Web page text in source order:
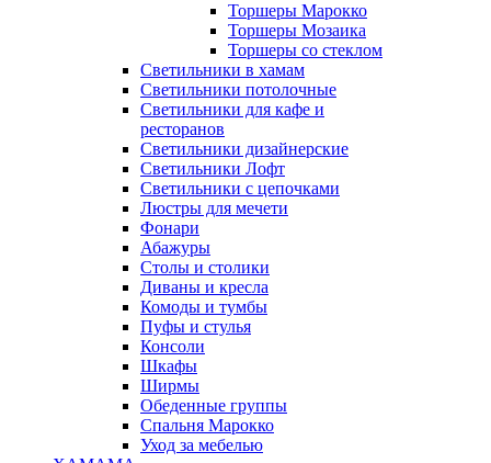
Торшеры Марокко
Торшеры Мозаика
Торшеры со стеклом
Светильники в хамам
Светильники потолочные
Светильники для кафе и
ресторанов
Светильники дизайнерские
Светильники Лофт
Светильники с цепочками
Люстры для мечети
Фонари
Абажуры
Столы и столики
Диваны и кресла
Комоды и тумбы
Пуфы и стулья
Консоли
Шкафы
Ширмы
Обеденные группы
Спальня Марокко
Уход за мебелью